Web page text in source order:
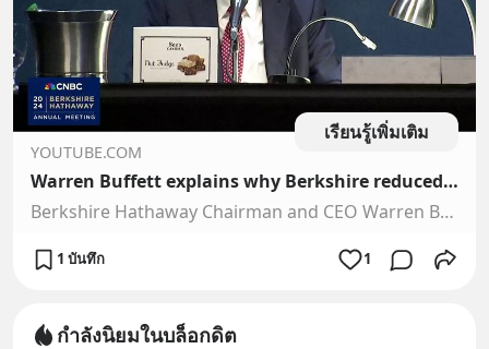
เรียนรู้เพิ่มเติม
YOUTUBE.COM
Warren Buffett explains why Berkshire reduced its big Apple stake
Berkshire Hathaway Chairman and CEO Warren Buffett presides over the 2024 Berkshire Hathaway annual meeting. Watch the full coverage of Berkshire Hathaway an…
1 บันทึก 1
กำลังนิยมในบล็อกดิต